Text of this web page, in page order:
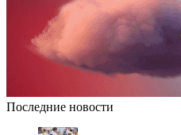
Последние новости